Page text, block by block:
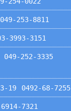
049-253-8811
3993-3151
049-252-3335
3-19 0492-68-7255
7321